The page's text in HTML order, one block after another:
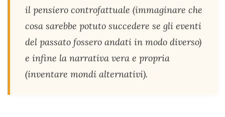
il pensiero controfattuale (immaginare che
cosa sarebbe potuto succedere se gli eventi
del passato fossero andati in modo diverso)
e infine la narrativa vera e propria
(inventare mondi alternativi).